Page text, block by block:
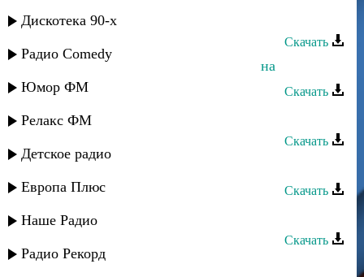
Дискотека 90-х
Радио Comedy
Юмор ФМ
Релакс ФМ
Детское радио
Европа Плюс
Наше Радио
Радио Рекорд
Влад Разинский - Любимая моя
Скачать
Влад Разинский - Любимая женщина
Скачать
Асадула Бахтанов - Любимая
Скачать
Archi-M - Для тебя, моя любимая
Скачать
Амир Джумакаев - Любимая
Скачать
Эльдар Далгатов - Любимая